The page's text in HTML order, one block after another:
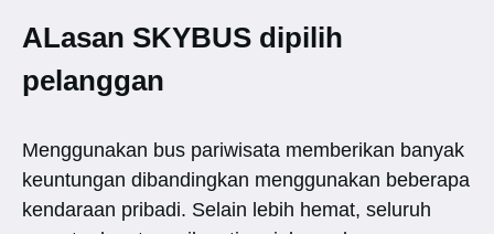
ALasan SKYBUS dipilih
pelanggan
Menggunakan bus pariwisata memberikan banyak
keuntungan dibandingkan menggunakan beberapa
kendaraan pribadi. Selain lebih hemat, seluruh